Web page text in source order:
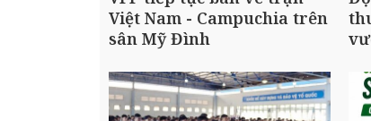
Việt Nam - Campuchia trên
sân Mỹ Đình